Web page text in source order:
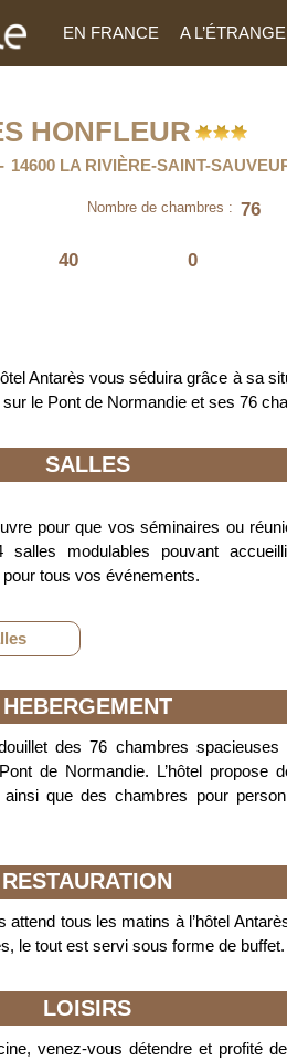
EN FRANCE A
HONFLEUR
14600 LA RIVIÈRE-SAINT-
Nombre de chambres : 76
40 0
Antarès vous séduira grâce à sa
le Pont de Normandie et ses 76
SALLES
pour que vos séminaires ou
modulables pouvant
pour tous vos événements.
HEBERGEMENT
des 76 chambres spacieuses
de Normandie. L’hôtel propose
que des chambres pour
RESTAURATION
attend tous les matins à l’hôtel
le tout est servi sous forme de buffet.
LOISIRS
venez-vous détendre et profité